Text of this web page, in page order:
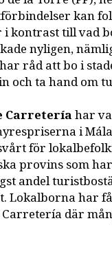
kan
i kontrast till vad
nyligen,
råd att bo i
och ta hand om
Carretería har
i
för
provins som
andel
Lokalborna har
där